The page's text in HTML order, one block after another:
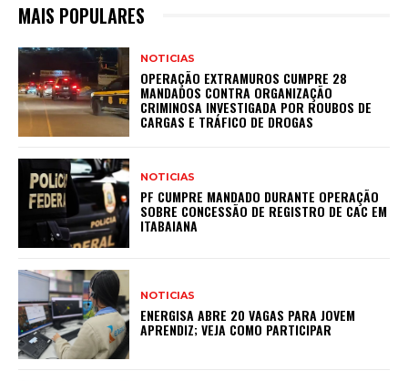
MAIS POPULARES
NOTICIAS
OPERAÇÃO EXTRAMUROS CUMPRE 28
MANDADOS CONTRA ORGANIZAÇÃO
CRIMINOSA INVESTIGADA POR ROUBOS DE
CARGAS E TRÁFICO DE DROGAS
NOTICIAS
PF CUMPRE MANDADO DURANTE OPERAÇÃO
SOBRE CONCESSÃO DE REGISTRO DE CAC EM
ITABAIANA
NOTICIAS
ENERGISA ABRE 20 VAGAS PARA JOVEM
APRENDIZ; VEJA COMO PARTICIPAR